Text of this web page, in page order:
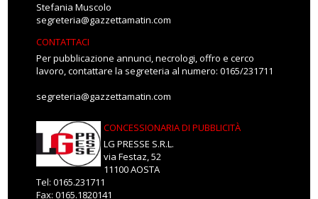
Stefania Muscolo
segreteria@gazzettamatin.com
CONTATTACI
Per pubblicazione annunci, necrologi, offro e cerco
lavoro, contattare la segreteria al numero: 0165/231711
segreteria@gazzettamatin.com
CONCESSIONARIA DI PUBBLICITÀ
LG PRESSE S.R.L.
via Festaz, 52
11100 AOSTA
Tel: 0165.231711
Fax: 0165.1820141